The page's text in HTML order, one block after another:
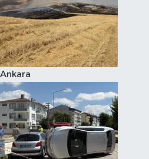
Ankara
Sağlık
Siyaset
Teknoloji
Televizyon
Yaşam-Çevre